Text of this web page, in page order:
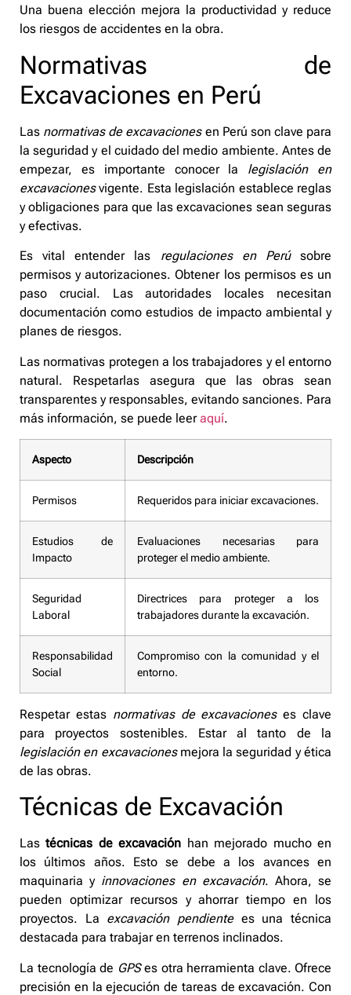
Una buena elección mejora la productividad y reduce
los riesgos de accidentes en la obra.
Normativas de
Excavaciones en Perú
Las normativas de excavacionesen Perú son clave para
la seguridad y el cuidado del medio ambiente. Antes de
empezar, es importante conocer la legislación en
excavacionesvigente. Esta legislación establece reglas
y obligaciones para que las excavaciones sean seguras
y efectivas.
Es vital entender las regulaciones en Perúsobre
permisos y autorizaciones. Obtener los permisos es un
paso crucial. Las autoridades locales necesitan
documentación como estudios de impacto ambiental y
planes de riesgos.
Las normativas protegen a los trabajadores y el entorno
natural. Respetarlas asegura que las obras sean
transparentes y responsables, evitando sanciones. Para
más información, se puede leeraquí.
Aspecto Descripción
Permisos Requeridos para iniciar excavaciones.
Estudios de
Impacto
Evaluaciones necesarias para
proteger el medio ambiente.
Seguridad
Laboral
Directrices para proteger a los
trabajadores durante la excavación.
Responsabilidad
Social
Compromiso con la comunidad y el
entorno.
Respetar estas normativas de excavacioneses clave
para proyectos sostenibles. Estar al tanto de la
legislación en excavacionesmejora la seguridad y ética
de las obras.
Técnicas de Excavación
Lastécnicas de excavación han mejorado mucho en
los últimos años. Esto se debe a los avances en
maquinaria y innovaciones en excavación. Ahora, se
pueden optimizar recursos y ahorrar tiempo en los
proyectos. La excavación pendientees una técnica
destacada para trabajar en terrenos inclinados.
La tecnología de GPSes otra herramienta clave. Ofrece
precisión en la ejecución de tareas de excavación. Con